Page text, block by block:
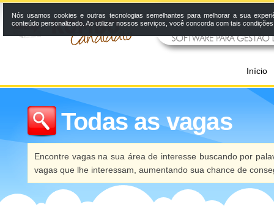
Início
Todas as vagas
Encontre vagas na sua área de interesse buscando por
vagas que lhe interessam, aumentando sua chance de
Nós usamos cookies e outras tecnologias semelhantes para melhorar a sua
conteúdo personalizado. Ao utilizar nossos serviços, você concorda com tais